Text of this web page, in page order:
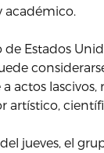
académico.
Estados
actos lascivos,
artístico,
jueves, el